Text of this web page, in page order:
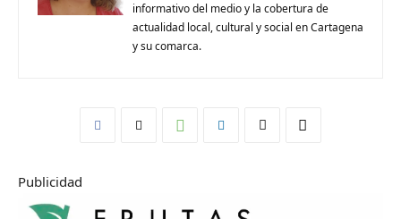
informativo del medio y la cobertura de
actualidad local, cultural y social en Cartagena
y su comarca.
Publicidad